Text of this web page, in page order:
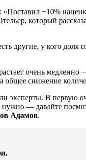
«Поставил +10%
который
другие, у кого доля
очень
общее снижение
эксперты. В первую
— давайте
Адамов.